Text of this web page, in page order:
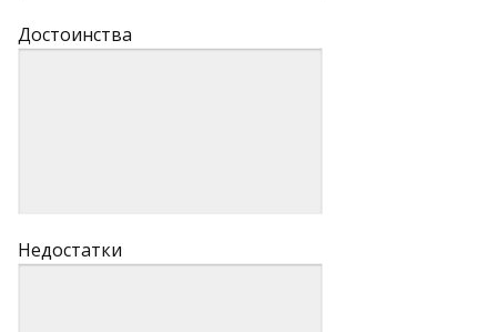
Достоинства
Недостатки